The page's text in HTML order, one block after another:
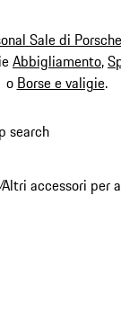
Sale di
Abbigliamento,
o Borse e valigie.
search
/Altri accessori per